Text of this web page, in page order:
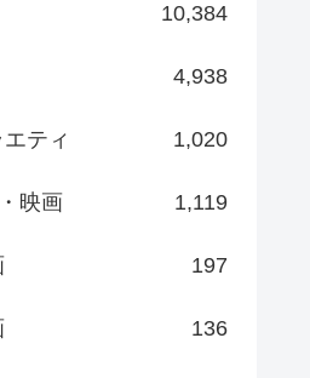
10,384
4,938
ティ 1,020
映画 1,119
197
136